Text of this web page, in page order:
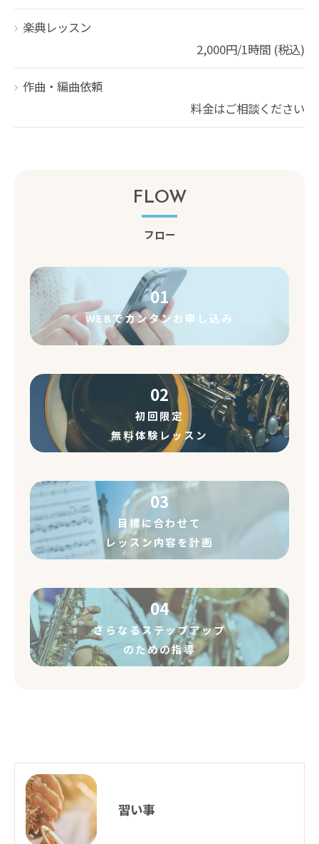
楽典レッスン
2,000円/1時間 (税込)
作曲・編曲依頼
料金はご相談ください
フロー
FLOW
01
WEBでカンタンお申し込み
02
初回限定
無料体験レッスン
03
目標に合わせて
レッスン内容を計画
04
さらなるステップアップ
のための指導
習い事